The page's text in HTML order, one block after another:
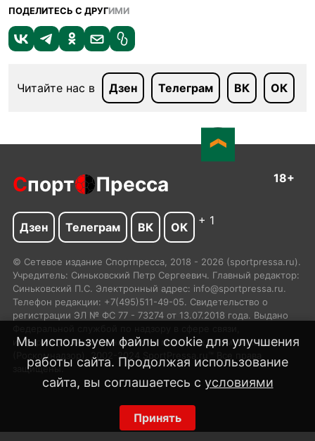
ПОДЕЛИТЕСЬ С ДРУГИМИ
Читайте нас в Дзен Телеграм ВК ОК
Мы используем файлы cookie для улучшения
работы сайта. Продолжая использование
сайта, вы соглашаетесь с условиями
Принять
Спорт Пресса 18+
Дзен Телеграм ВК ОК + 1
© Сетевое издание Спортпресса, 2018 - 2026 (sportpressa.ru).
Учредитель: Синьковский Петр Сергеевич. Главный редактор:
Синьковский П.С. Электронный адрес: info@sportpressa.ru.
Телефон редакции: +7(495)511-49-05. Свидетельство о
регистрации ЭЛ № ФС 77 - 73274 от 13.07.2018 года. Выдано
информационных технологий и массовых коммуникаций
(Роскомнадзор). 2002-2024 SportPressa.ru™ Все права
защищены.